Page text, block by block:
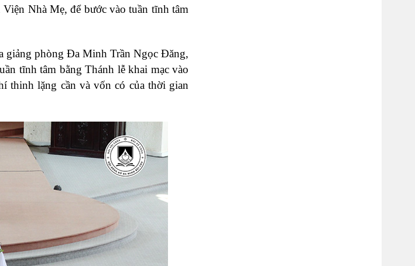
Nhà Mẹ, để bước vào tuần tĩnh tâm
giảng phòng Đa Minh Trần Ngọc Đăng,
tĩnh tâm bằng Thánh lễ khai mạc vào
thinh lặng cần và vốn có của thời gian